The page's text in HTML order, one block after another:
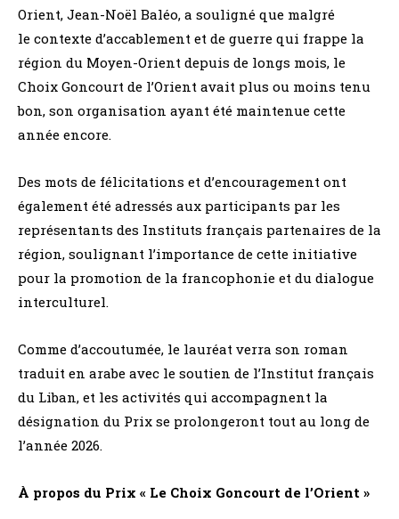
Orient, Jean-Noël Baléo, a souligné que malgré
le contexte d’accablement et de guerre qui frappe la
région du Moyen-Orient depuis de longs mois, le
Choix Goncourt de l’Orient avait plus ou moins tenu
bon, son organisation ayant été maintenue cette
année encore.
Des mots de félicitations et d’encouragement ont
également été adressés aux participants par les
représentants des Instituts français partenaires de la
région, soulignant l’importance de cette initiative
pour la promotion de la francophonie et du dialogue
interculturel.
Comme d’accoutumée, le lauréat verra son roman
traduit en arabe avec le soutien de l’Institut français
du Liban, et les activités qui accompagnent la
désignation du Prix se prolongeront tout au long de
l’année 2026.
À propos du Prix « Le Choix Goncourt de l’Orient »